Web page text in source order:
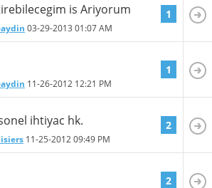
is Ariyorum
03-29-2013 01:07 AM
1
11-26-2012 12:21 PM
1
ihtiyac hk.
11-25-201209:49 PM
2
2